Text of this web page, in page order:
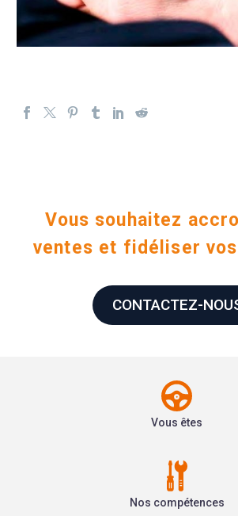
Vous souhaitez
ventes et fidéliser
CONTACTEZ-
Vous êtes
Nos compétences